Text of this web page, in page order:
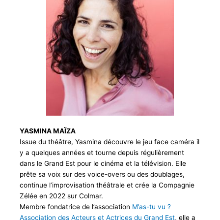
YASMINA MAÏZA
Issue du théâtre, Yasmina découvre le jeu face caméra il
y a quelques années et tourne depuis régulièrement
dans le Grand Est pour le cinéma et la télévision. Elle
prête sa voix sur des voice-overs ou des doublages,
continue l’improvisation théâtrale et crée la Compagnie
Zélée en 2022 sur Colmar.
Membre fondatrice de l’association M’as-tu vu ?
Association des Acteurs et Actrices du Grand Est, elle a